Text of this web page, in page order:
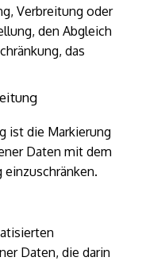
Verbreitung oder
den Abgleich
das
ist die Markierung
Daten mit dem
Daten, die darin